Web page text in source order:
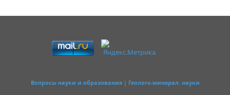
Вопросы науки и образования | Геолого-минерал. науки